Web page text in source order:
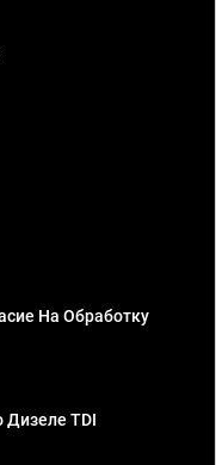
На Обработку
Дизеле TDI